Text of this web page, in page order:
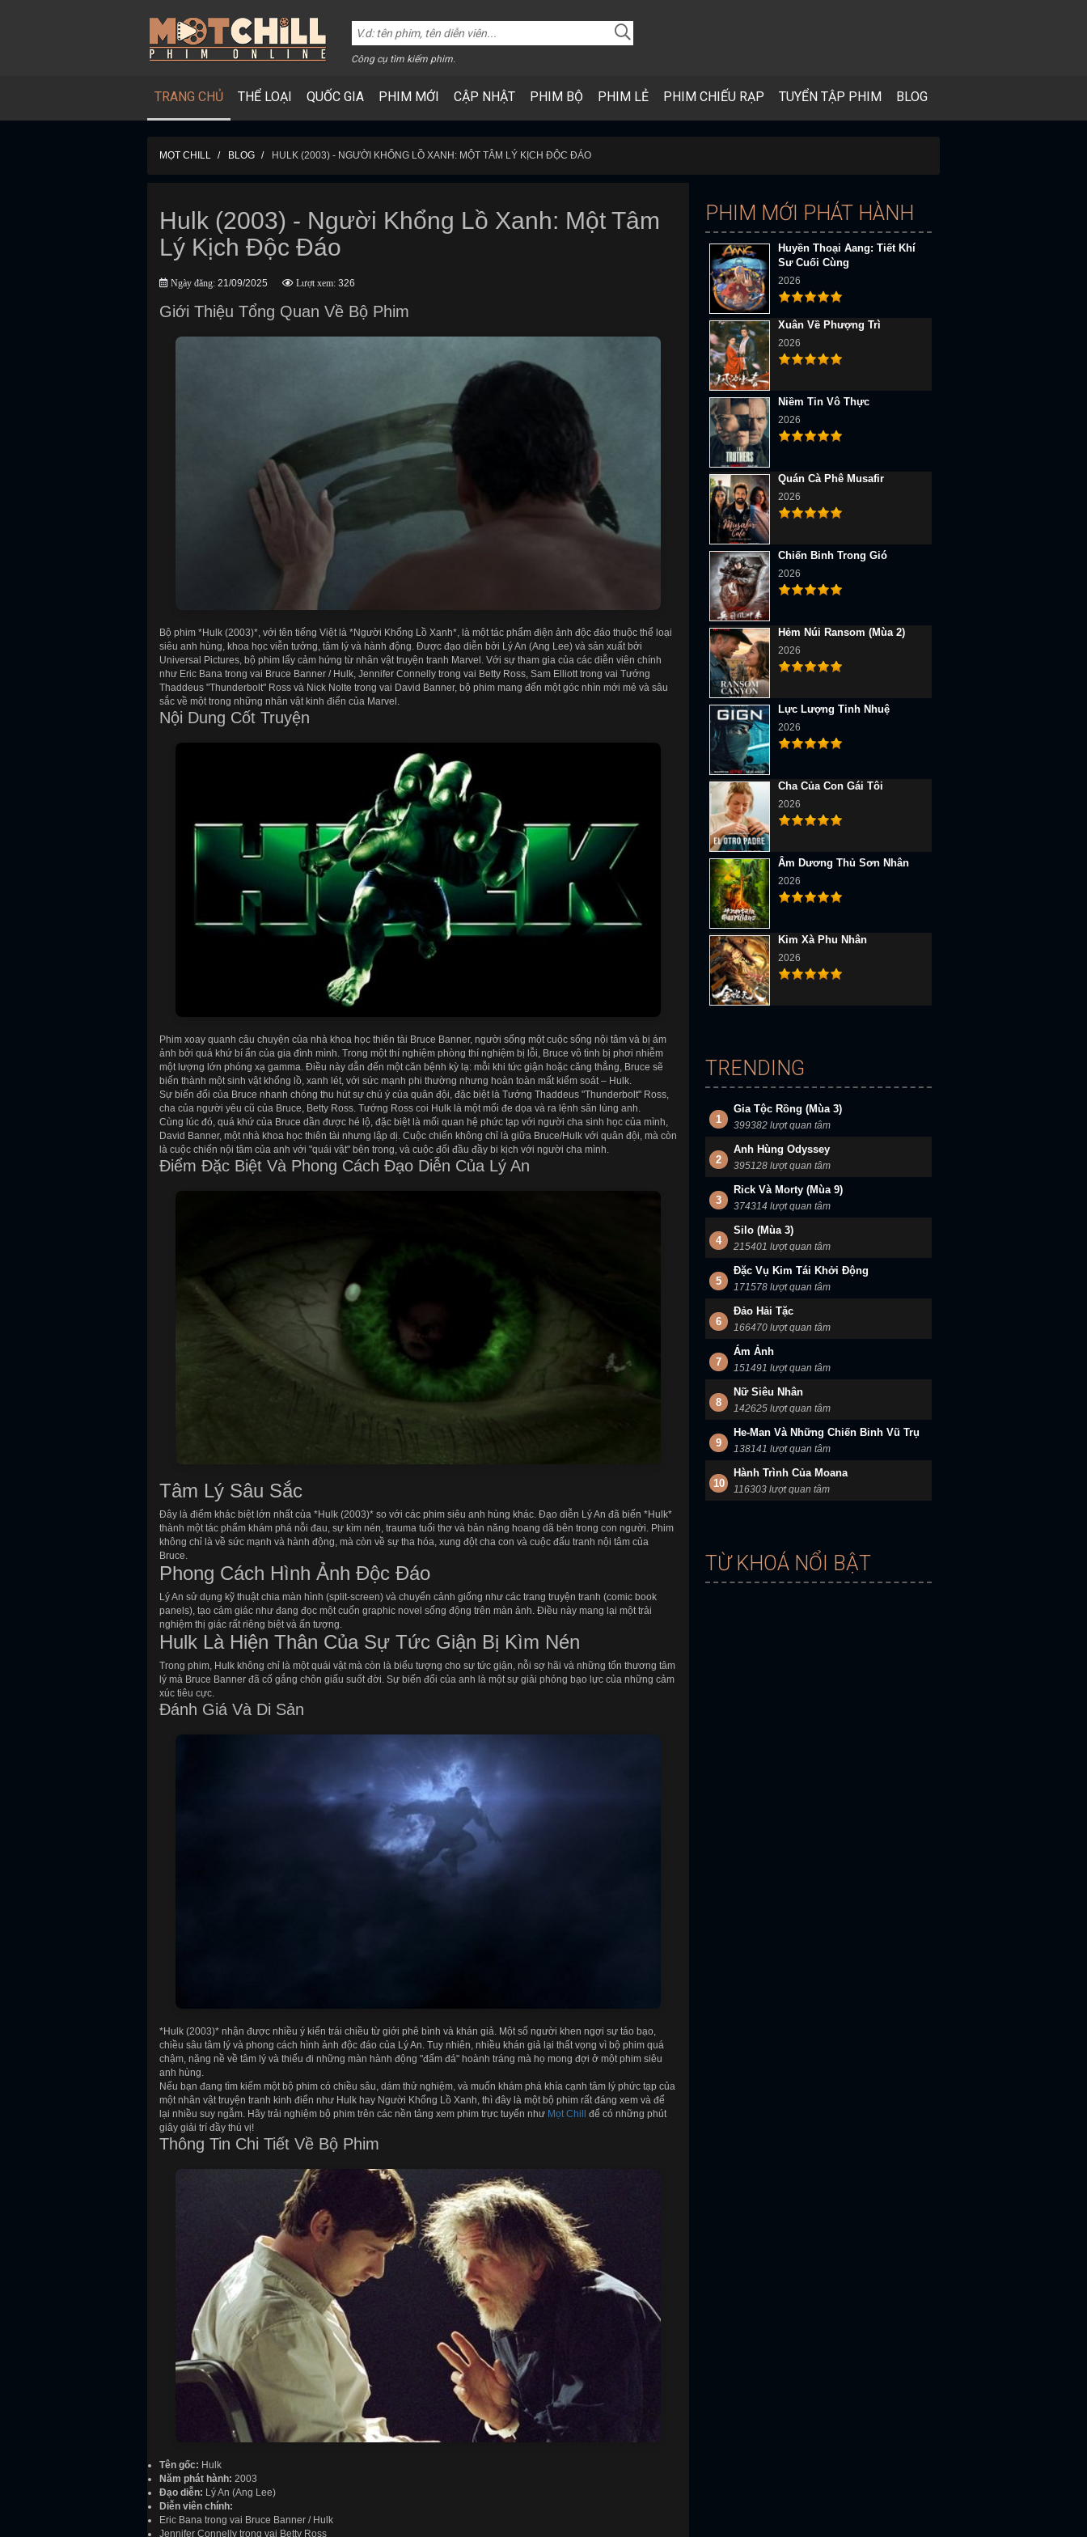
Công cụ tìm kiếm phim.
TRANG CHỦ THỂ LOẠI QUỐC GIA PHIM MỚI CẬP NHẬT PHIM BỘ PHIM LẺ PHIM CHIẾU RẠP TUYỂN TẬP PHIM BLOG
MỌT CHILL BLOG HULK (2003) - NGƯỜI KHỔNG LỒ XANH: MỘT TÂM LÝ KỊCH ĐỘC ĐÁO
Hulk (2003) - Người Khổng Lồ Xanh: Một Tâm
Lý Kịch Độc Đáo
Ngày đăng: 21/09/2025 Lượt xem: 326
Giới Thiệu Tổng Quan Về Bộ Phim
Bộ phim *Hulk (2003)*, với tên tiếng Việt là *Người Khổng Lồ Xanh*, là một tác phẩm điện ảnh độc đáo thuộc thể loại
siêu anh hùng, khoa học viễn tưởng, tâm lý và hành động. Được đạo diễn bởi Lý An (Ang Lee) và sản xuất bởi
Universal Pictures, bộ phim lấy cảm hứng từ nhân vật truyện tranh Marvel. Với sự tham gia của các diễn viên chính
như Eric Bana trong vai Bruce Banner / Hulk, Jennifer Connelly trong vai Betty Ross, Sam Elliott trong vai Tướng
Thaddeus "Thunderbolt" Ross và Nick Nolte trong vai David Banner, bộ phim mang đến một góc nhìn mới mẻ và sâu
sắc về một trong những nhân vật kinh điển của Marvel.
Nội Dung Cốt Truyện
Phim xoay quanh câu chuyện của nhà khoa học thiên tài Bruce Banner, người sống một cuộc sống nội tâm và bị ám
ảnh bởi quá khứ bí ẩn của gia đình mình. Trong một thí nghiệm phòng thí nghiệm bị lỗi, Bruce vô tình bị phơi nhiễm
một lượng lớn phóng xạ gamma. Điều này dẫn đến một căn bệnh kỳ lạ: mỗi khi tức giận hoặc căng thẳng, Bruce sẽ
biến thành một sinh vật khổng lồ, xanh lét, với sức mạnh phi thường nhưng hoàn toàn mất kiểm soát – Hulk.
Sự biến đổi của Bruce nhanh chóng thu hút sự chú ý của quân đội, đặc biệt là Tướng Thaddeus "Thunderbolt" Ross,
cha của người yêu cũ của Bruce, Betty Ross. Tướng Ross coi Hulk là một mối đe dọa và ra lệnh săn lùng anh.
Cùng lúc đó, quá khứ của Bruce dần được hé lộ, đặc biệt là mối quan hệ phức tạp với người cha sinh học của mình,
David Banner, một nhà khoa học thiên tài nhưng lập dị. Cuộc chiến không chỉ là giữa Bruce/Hulk với quân đội, mà còn
là cuộc chiến nội tâm của anh với "quái vật" bên trong, và cuộc đối đầu đầy bi kịch với người cha mình.
Điểm Đặc Biệt Và Phong Cách Đạo Diễn Của Lý An
Tâm Lý Sâu Sắc
Đây là điểm khác biệt lớn nhất của *Hulk (2003)* so với các phim siêu anh hùng khác. Đạo diễn Lý An đã biến *Hulk*
thành một tác phẩm khám phá nỗi đau, sự kìm nén, trauma tuổi thơ và bản năng hoang dã bên trong con người. Phim
không chỉ là về sức mạnh và hành động, mà còn về sự tha hóa, xung đột cha con và cuộc đấu tranh nội tâm của
Bruce.
Phong Cách Hình Ảnh Độc Đáo
Lý An sử dụng kỹ thuật chia màn hình (split-screen) và chuyển cảnh giống như các trang truyện tranh (comic book
panels), tạo cảm giác như đang đọc một cuốn graphic novel sống động trên màn ảnh. Điều này mang lại một trải
nghiệm thị giác rất riêng biệt và ấn tượng.
Hulk Là Hiện Thân Của Sự Tức Giận Bị Kìm Nén
Trong phim, Hulk không chỉ là một quái vật mà còn là biểu tượng cho sự tức giận, nỗi sợ hãi và những tổn thương tâm
lý mà Bruce Banner đã cố gắng chôn giấu suốt đời. Sự biến đổi của anh là một sự giải phóng bạo lực của những cảm
xúc tiêu cực.
Đánh Giá Và Di Sản
*Hulk (2003)* nhận được nhiều ý kiến trái chiều từ giới phê bình và khán giả. Một số người khen ngợi sự táo bạo,
chiều sâu tâm lý và phong cách hình ảnh độc đáo của Lý An. Tuy nhiên, nhiều khán giả lại thất vọng vì bộ phim quá
chậm, nặng nề về tâm lý và thiếu đi những màn hành động "đấm đá" hoành tráng mà họ mong đợi ở một phim siêu
anh hùng.
Nếu bạn đang tìm kiếm một bộ phim có chiều sâu, dám thử nghiệm, và muốn khám phá khía cạnh tâm lý phức tạp của
một nhân vật truyện tranh kinh điển như Hulk hay Người Khổng Lồ Xanh, thì đây là một bộ phim rất đáng xem và để
lại nhiều suy ngẫm. Hãy trải nghiệm bộ phim trên các nền tảng xem phim trực tuyến như Mọt Chill để có những phút
giây giải trí đầy thú vị!
Thông Tin Chi Tiết Về Bộ Phim
Tên gốc: Hulk
Năm phát hành: 2003
Đạo diễn: Lý An (Ang Lee)
Diễn viên chính:
Eric Bana trong vai Bruce Banner / Hulk
Jennifer Connelly trong vai Betty Ross
PHIM MỚI PHÁT HÀNH
Huyền Thoại Aang: Tiết Khí
Sư Cuối Cùng
2026
Xuân Về Phượng Trì
2026
Niềm Tin Vô Thực
2026
Quán Cà Phê Musafir
2026
Chiến Binh Trong Gió
2026
Hẻm Núi Ransom (Mùa 2)
2026
Lực Lượng Tinh Nhuệ
2026
Cha Của Con Gái Tôi
2026
Âm Dương Thủ Sơn Nhân
2026
Kim Xà Phu Nhân
2026
TRENDING
1
Gia Tộc Rồng (Mùa 3)
399382 lượt quan tâm
2
Anh Hùng Odyssey
395128 lượt quan tâm
3
Rick Và Morty (Mùa 9)
374314 lượt quan tâm
4
Silo (Mùa 3)
215401 lượt quan tâm
5
Đặc Vụ Kim Tái Khởi Động
171578 lượt quan tâm
6
Đảo Hải Tặc
166470 lượt quan tâm
7
Ám Ảnh
151491 lượt quan tâm
8
Nữ Siêu Nhân
142625 lượt quan tâm
9
He-Man Và Những Chiến Binh Vũ Trụ
138141 lượt quan tâm
10
Hành Trình Của Moana
116303 lượt quan tâm
TỪ KHOÁ NỔI BẬT